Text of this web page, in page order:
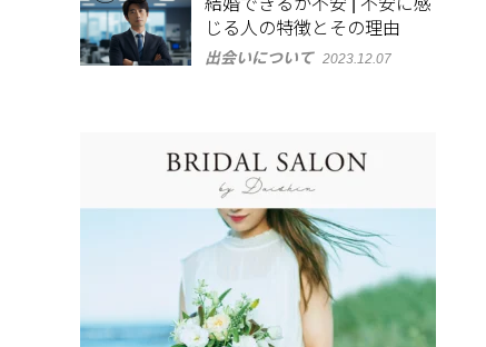
じる人の特徴とその理由
出会いについて 2023.12.07